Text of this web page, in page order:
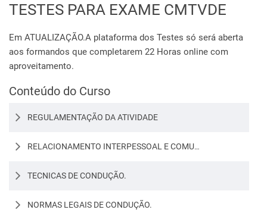
TESTES PARA EXAME CMTVDE
Em ATUALIZAÇÃO.A plataforma dos Testes só será aberta
aos formandos que completarem 22 Horas online com
aproveitamento.
Conteúdo do Curso
REGULAMENTAÇÃO DA ATIVIDADE
RELACIONAMENTO INTERPESSOAL E COMUNICAÇÃO
TECNICAS DE CONDUÇÃO.
NORMAS LEGAIS DE CONDUÇÃO.